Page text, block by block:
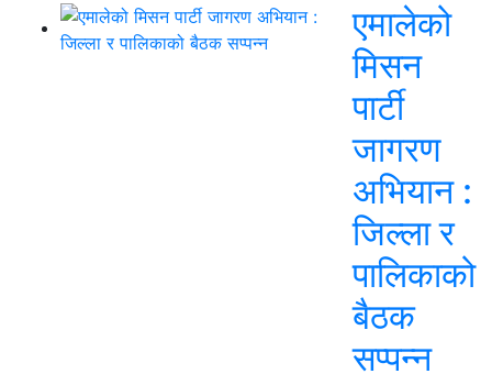
एमालेको
मिसन
पार्टी
जागरण
अभियान :
जिल्ला र
पालिकाको
बैठक
सप्पन्न